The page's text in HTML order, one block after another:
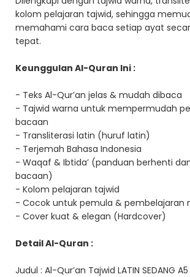
kolom pelajaran tajwid, sehingga
memahami cara baca setiap ayat
tepat.
Keunggulan Al-Quran Ini :
- Teks Al-Qur’an jelas & mudah dibaca
- Tajwid warna untuk mempermudah
bacaan
- Transliterasi latin (huruf latin)
- Terjemah Bahasa Indonesia
- Waqaf & Ibtida’ (panduan berhenti
bacaan)
- Kolom pelajaran tajwid
- Cocok untuk pemula & pembelajaran
- Cover kuat & elegan (Hardcover)
Detail Al-Quran :
Judul : Al-Qur’an Tajwid LATIN SEDANG